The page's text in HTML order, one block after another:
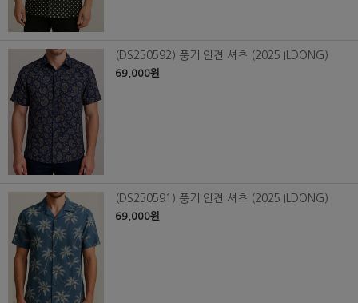
(DS250592) 풍기 인견 셔츠 (2025 ILDONG)
69,000원
(DS250591) 풍기 인견 셔츠 (2025 ILDONG)
69,000원